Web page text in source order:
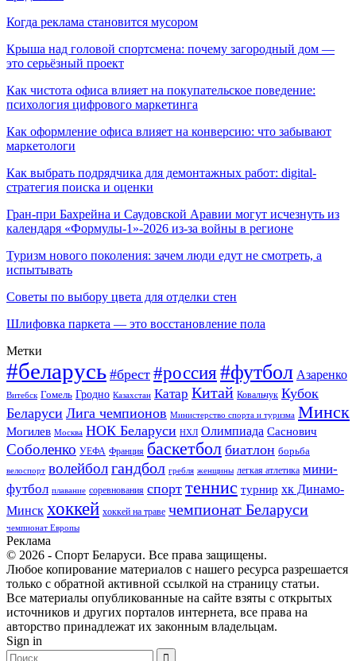
Когда реклама становится мусором
Крыша над головой спортсмена: почему загородный дом —
это серьёзный проект
Как чистота офиса влияет на покупательское поведение:
психология цифрового маркетинга
Как оформление офиса влияет на конверсию: что забывают
маркетологи
Как выбрать подрядчика для демонтажных работ: digital-
стратегия поиска и оценки
Гран-при Бахрейна и Саудовской Аравии могут исчезнуть из
календаря «Формулы-1»-2026 из-за войны в регионе
Туризм нового поколения: зачем люди едут не смотреть, а
испытывать
Советы по выбору цвета для отделки стен
Шлифовка паркета — это восстановление пола
Метки
#беларусь #брест #россия#футбол Азаренко
Витебск Гомель Гродно Казахстан Катар Китай Ковальчук Кубок
Беларуси Лига чемпионов Министерство спорта и туризма Минск
Могилев Москва НОК Беларуси НХЛ Олимпиада Саснович
Соболенко УЕФА Франция баскетбол биатлон борьба
велоспорт волейболгандбол гребля женщины легкая атлетика мини-
футбол плавание соревнования спорт теннис турнир хк Динамо-
Минск хоккей хоккей на траве чемпионат Беларуси
чемпионат Европы
Реклама
© 2026 - Спорт Беларуси. Все права защищены.
Любое копирование материалов с нашего ресурса разрешается
только с обратной активной ссылкой на страницу статьи.
Все материалы опубликованные на сайте взяты с открытых
источников и других порталов интернета, все права на
авторство принадлежат их законным владельцам.
Sign in